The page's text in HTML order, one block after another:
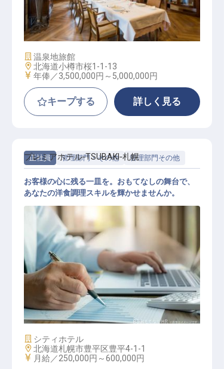
和食調理人
施設業態
温泉地旅館
勤務地
北海道小樽市桜1-1-13
給与
年俸／3,500,000円～ 5,000,000円
キープする 詳しく見る
正社員 管理部門・その他 管理部門その他
洋食調理
プレミアホテル‐TSUBAKI‐札幌
お客様の心に残る一皿を。おもてなしの舞台で、
あなたの洋食調理スキルを輝かせませんか。
施設業態
シティホテル
勤務地
北海道札幌市豊平区豊平4-1-1
給与
月給／250,000円～600,000円